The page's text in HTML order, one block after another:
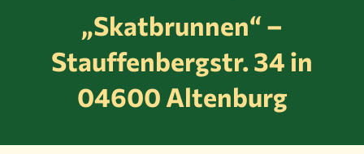
„Skatbrunnen“ –
Stauffenbergstr. 34 in
04600 Altenburg